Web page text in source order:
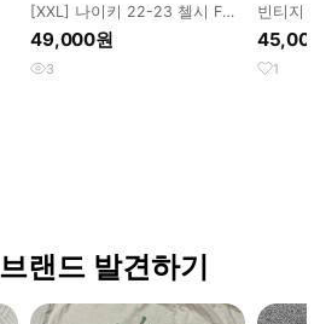
[XXL] 나이키 22-23 첼시 FC
스트라이크 트레이닝 탑 져지
유니
49,000원
3
빈티지
1
랜드 발견하기